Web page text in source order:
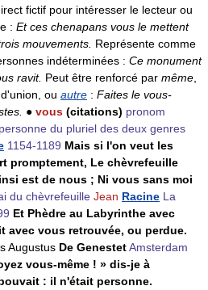
fictif pour intéresser le lecteur ou
: Et ces chenapans vous le mettent
mouvements. Représente comme
indéterminées : Ce monument
ravit. Peut être renforcé par même
ou autre : Faites le vous-
● vous (citations) pronom
du pluriel des deux genres
1154-1189 Mais si l'on veut les
promptement, Le chèvrefeuille
est de nous ; Ni vous sans moi
du chèvrefeuille Jean Racine La
Et Phèdre au Labyrinthe avec
avec vous retrouvée, ou perdue.
Augustus De GenestetAmsterdam
vous-même ! » dis-je à
: il n'était personne.